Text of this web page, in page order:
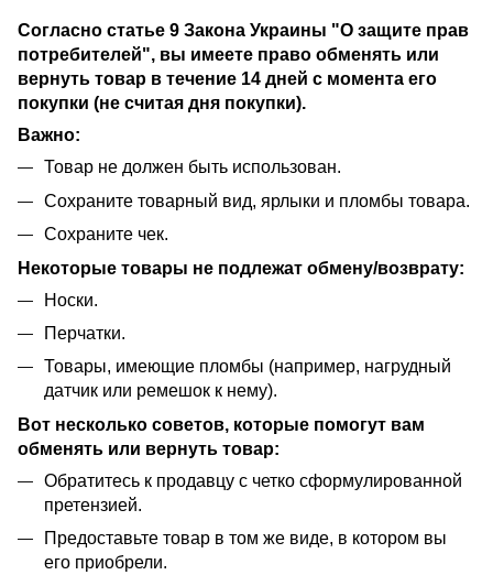
Согласно статье 9 Закона Украины "О защите прав
потребителей", вы имеете право обменять или
вернуть товар в течение 14 дней с момента его
покупки (не считая дня покупки).
Важно:
Товар не должен быть использован.
Сохраните товарный вид, ярлыки и пломбы товара.
Сохраните чек.
Некоторые товары не подлежат обмену/возврату:
Носки.
Перчатки.
Товары, имеющие пломбы (например, нагрудный
датчик или ремешок к нему).
Вот несколько советов, которые помогут вам
обменять или вернуть товар:
Обратитесь к продавцу с четко сформулированной
претензией.
Предоставьте товар в том же виде, в котором вы
его приобрели.